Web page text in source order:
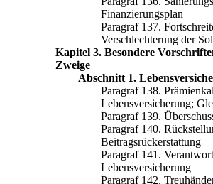
Finanzierungsplan
Paragraf 137.
Verschlechterung der
Kapitel 3. Besondere
Zweige
Abschnitt 1.
Paragraf 138.
Lebensversicherung;
Paragraf 139.
Paragraf 140.
Beitragsrückerstattung
Paragraf 141.
Lebensversicherung
Paragraf 142.